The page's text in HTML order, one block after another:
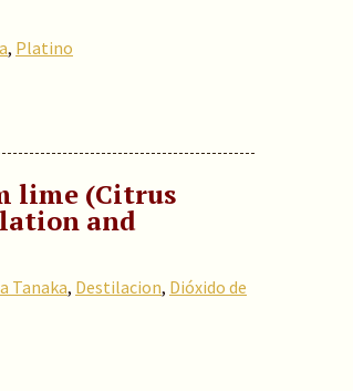
, Platino
lime (Citrus
and
Tanaka, Destilacion, Dióxido de